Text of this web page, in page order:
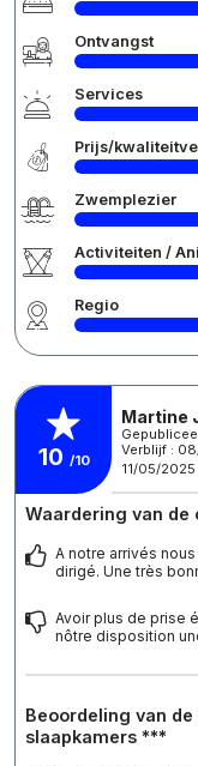
Ontvangst
Services
Prijs/
Zwemplezier
Activiteiten /
Regio
10 /10
Martine
Verblijf :
11/05/2025
Waardering van de
A notre arrivés
dirigé. Une très
Avoir plus de prise
nôtre disposition
Beoordeling van
slaapkamers ***